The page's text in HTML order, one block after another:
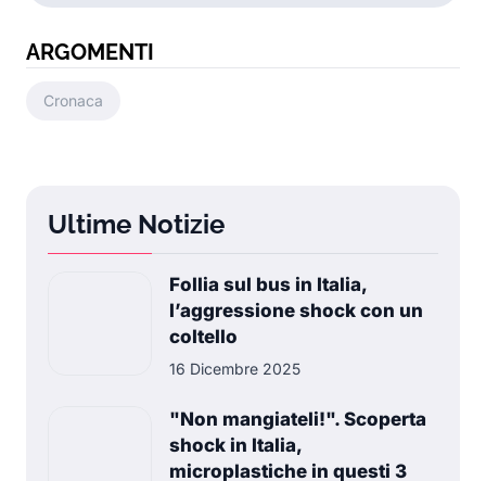
ARGOMENTI
Cronaca
Ultime Notizie
Follia sul bus in Italia,
l’aggressione shock con un
coltello
16 Dicembre 2025
"Non mangiateli!". Scoperta
shock in Italia,
microplastiche in questi 3